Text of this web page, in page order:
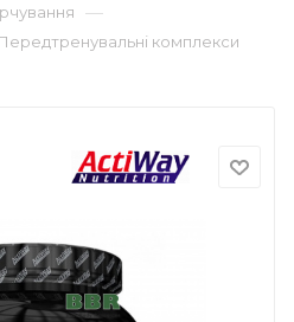
—
комплекси